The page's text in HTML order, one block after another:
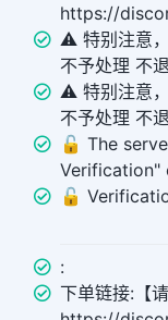
https://
⚠️ 特别注意
不予处理 不
⚠️ 特别注意
不予处理 不
🔓 The
Verification"
🔓
:
下单链接:【